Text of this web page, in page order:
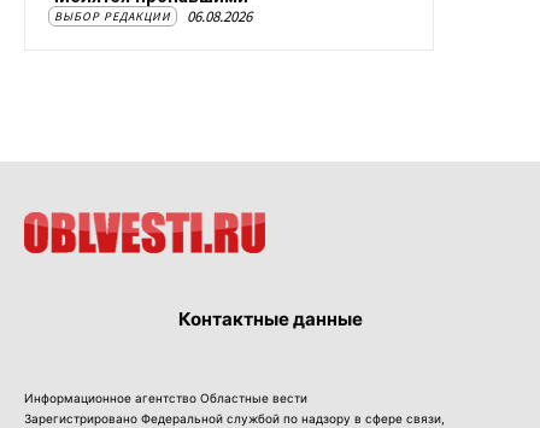
ВЫБОР РЕДАКЦИИ 06.08.2026
Контактные данные
Информационное агентство Областные вести
Зарегистрировано Федеральной службой по надзору в сфере связи,